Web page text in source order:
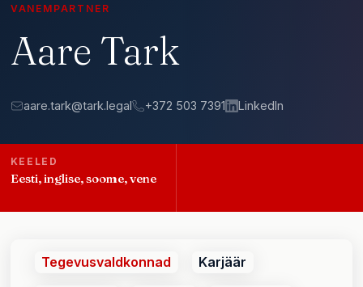
VANEMPARTNER
Aare Tark
aare.tark@tark.legal +372 503 7391 LinkedIn
KEELED
Eesti, inglise, soome, vene
Tegevusvaldkonnad Karjäär